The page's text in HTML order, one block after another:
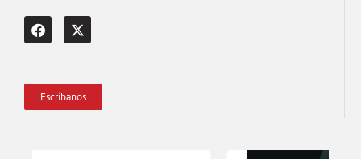
Escríbanos